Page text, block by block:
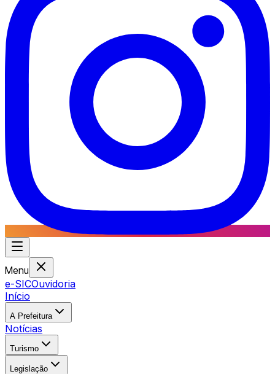
Menu
e-SICOuvidoria
Início
A Prefeitura
Notícias
Turismo
Legislação